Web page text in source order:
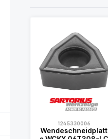
1245330006
Wendeschneidplatt